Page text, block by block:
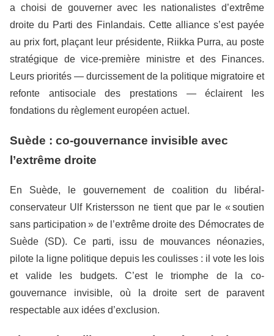
a choisi de gouverner avec les nationalistes d’extrême
droite du Parti des Finlandais. Cette alliance s’est payée
au prix fort, plaçant leur présidente, Riikka Purra, au poste
stratégique de vice-première ministre et des Finances.
Leurs priorités — durcissement de la politique migratoire et
refonte antisociale des prestations — éclairent les
fondations du règlement européen actuel.
Suède : co-gouvernance invisible avec
l’extrême droite
En Suède, le gouvernement de coalition du libéral-
conservateur Ulf Kristersson ne tient que par le « soutien
sans participation » de l’extrême droite des Démocrates de
Suède (SD). Ce parti, issu de mouvances néonazies,
pilote la ligne politique depuis les coulisses : il vote les lois
et valide les budgets. C’est le triomphe de la co-
gouvernance invisible, où la droite sert de paravent
respectable aux idées d’exclusion.